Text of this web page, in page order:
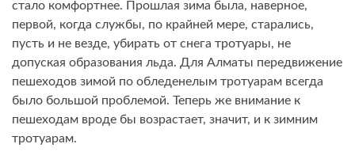
стало комфортнее. Прошлая зима была, наверное,
первой, когда службы, по крайней мере, старались,
пусть и не везде, убирать от снега тротуары, не
допуская образования льда. Для Алматы передвижение
пешеходов зимой по обледенелым тротуарам всегда
было большой проблемой. Теперь же внимание к
пешеходам вроде бы возрастает, значит, и к зимним
тротуарам.